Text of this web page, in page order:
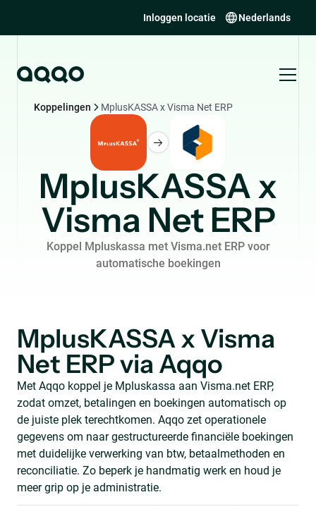
Inloggen locatie Nederlands
Koppelingen MplusKASSA x Visma Net ERP
MplusKASSA x
Visma Net ERP
Koppel Mpluskassa met Visma.net ERP voor
automatische boekingen
MplusKASSA x Visma
Net ERP via Aqqo
Met Aqqo koppel je Mpluskassa aan Visma.net ERP,
zodat omzet, betalingen en boekingen automatisch op
de juiste plek terechtkomen. Aqqo zet operationele
gegevens om naar gestructureerde financiële boekingen
met duidelijke verwerking van btw, betaalmethoden en
reconciliatie. Zo beperk je handmatig werk en houd je
meer grip op je administratie.